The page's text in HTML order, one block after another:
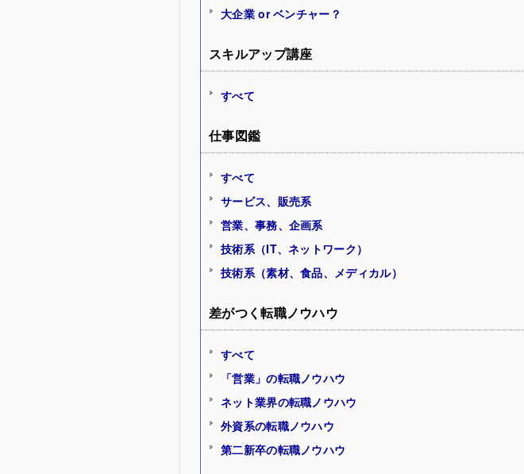
大企業 or ベンチャー？
スキルアップ講座
すべて
仕事図鑑
すべて
サービス、販売系
営業、事務、企画系
技術系（IT、ネットワーク）
技術系（素材、食品、メディカル）
差がつく転職ノウハウ
すべて
「営業」の転職ノウハウ
ネット業界の転職ノウハウ
外資系の転職ノウハウ
第二新卒の転職ノウハウ